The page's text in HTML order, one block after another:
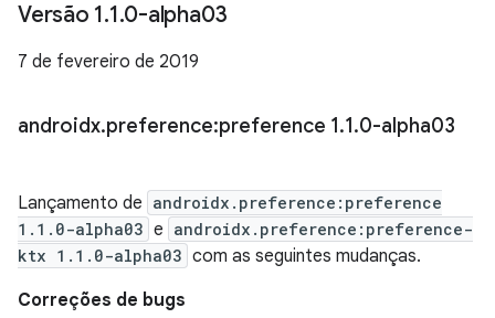
Versão 1.1.0-alpha03
7 de fevereiro de 2019
androidx.preference:preference 1.1.0-alpha03
Lançamento de androidx.preference:preference
1.1.0-alpha03 e androidx.preference:preference-
ktx 1.1.0-alpha03 com as seguintes mudanças.
Correções de bugs